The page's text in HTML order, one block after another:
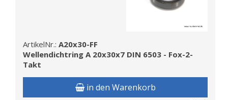
ArtikelNr.: A20x30-FF
Wellendichtring A 20x30x7 DIN 6503 - Fox-2-
Takt
in den Warenkorb